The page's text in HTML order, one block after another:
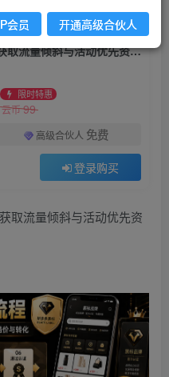
拼多多黑标申请流程，帮助商家获取流量倾斜与活动优先资格，助力品牌溢价与转化
限时特惠
云币99
高级合伙人 免费
登录购买
取流量倾斜与活动优先资
会员 开通高级合伙人